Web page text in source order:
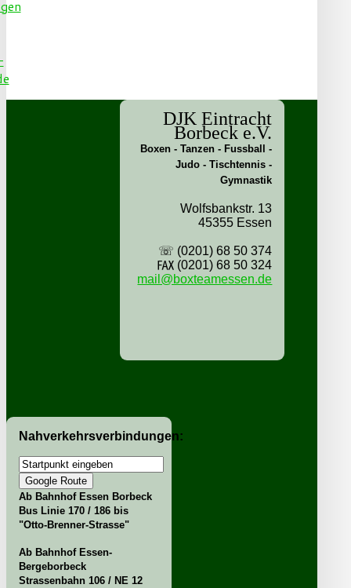
DJK Eintracht
Borbeck e.V.
Boxen - Tanzen - Fussball -
Judo - Tischtennis -
Gymnastik
Wolfsbankstr. 13
45355 Essen
☏ (0201) 68 50 374
℻ (0201) 68 50 324
mail@boxteamessen.de
Nahverkehrsverbindungen:
Ab Bahnhof Essen Borbeck
Bus Linie 170 / 186 bis
"Otto-Brenner-Strasse"
Ab Bahnhof Essen-
Bergeborbeck
Strassenbahn 106 / NE 12